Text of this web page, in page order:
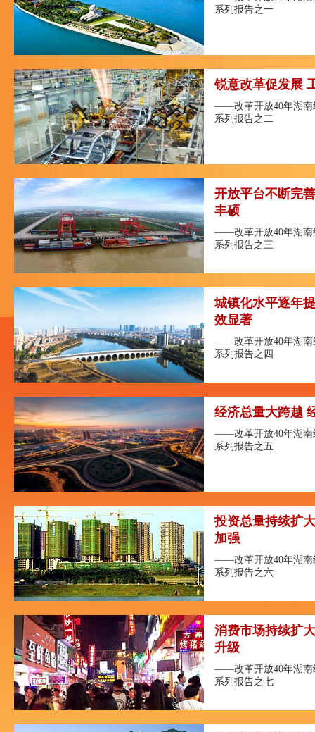
系列报告之一
锐意改革促发展
——改革开放40年湖南
系列报告之二
开放平台不断完
丰硕
——改革开放40年湖南
系列报告之三
城镇化水平逐年
效显著
——改革开放40年湖南
系列报告之四
经济总量大跨越
——改革开放40年湖南
系列报告之五
投资总量持续扩
加强
——改革开放40年湖南
系列报告之六
消费市场持续扩
升级
——改革开放40年湖南
系列报告之七